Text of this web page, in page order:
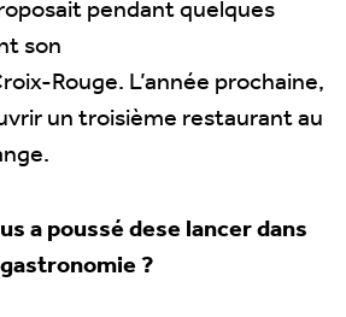
pendant quelques
son
Rouge. L’année prochaine,
un troisième restaurant au
a poussé dese lancer dans
?